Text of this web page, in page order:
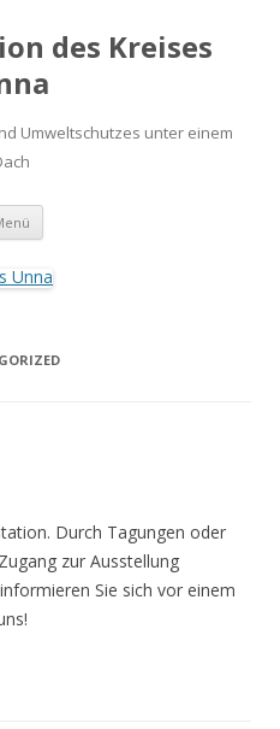
des Kreises
Umweltschutzes unter einem
Zum
springen
Durch Tagungen oder
zur Ausstellung
Sie sich vor einem